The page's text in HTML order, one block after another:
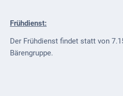
Handwerk
Dienstleister
Frühdienst:
Der Frühdienst findet statt von
Bärengruppe.